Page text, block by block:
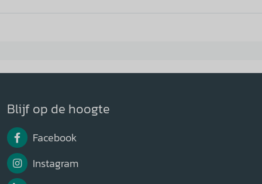
Blijf op de hoogte
Facebook
Instagram